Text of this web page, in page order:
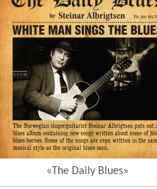
«The Daily Blues»